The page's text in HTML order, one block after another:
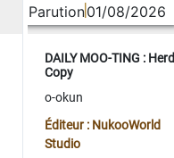
Parution01/08/2026
DAILY MOO-TING : Herd
Copy
o-okun
Éditeur : NukooWorld
Studio